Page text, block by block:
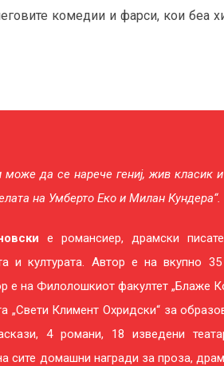
комедии и фарси, кои беа
може да се нарече гениј, жив класик
на Умберто Еко и Милан Кундера“.
е романсиер, драмски
и културата. Автор е на вкупно
е на Филолошкиот факултет „Блаже
„Свети Климент Охридски“ за
4 романи, 18 изведени
сите домашни награди за проза,